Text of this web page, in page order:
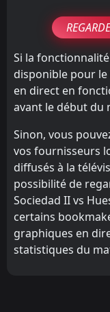
Si la
disponible pour le
en direct en
avant le début du
Sinon, vous
vos fournisseurs
diffusés à la
possibilité de
Sociedad II vs
certains
graphiques en
statistiques du